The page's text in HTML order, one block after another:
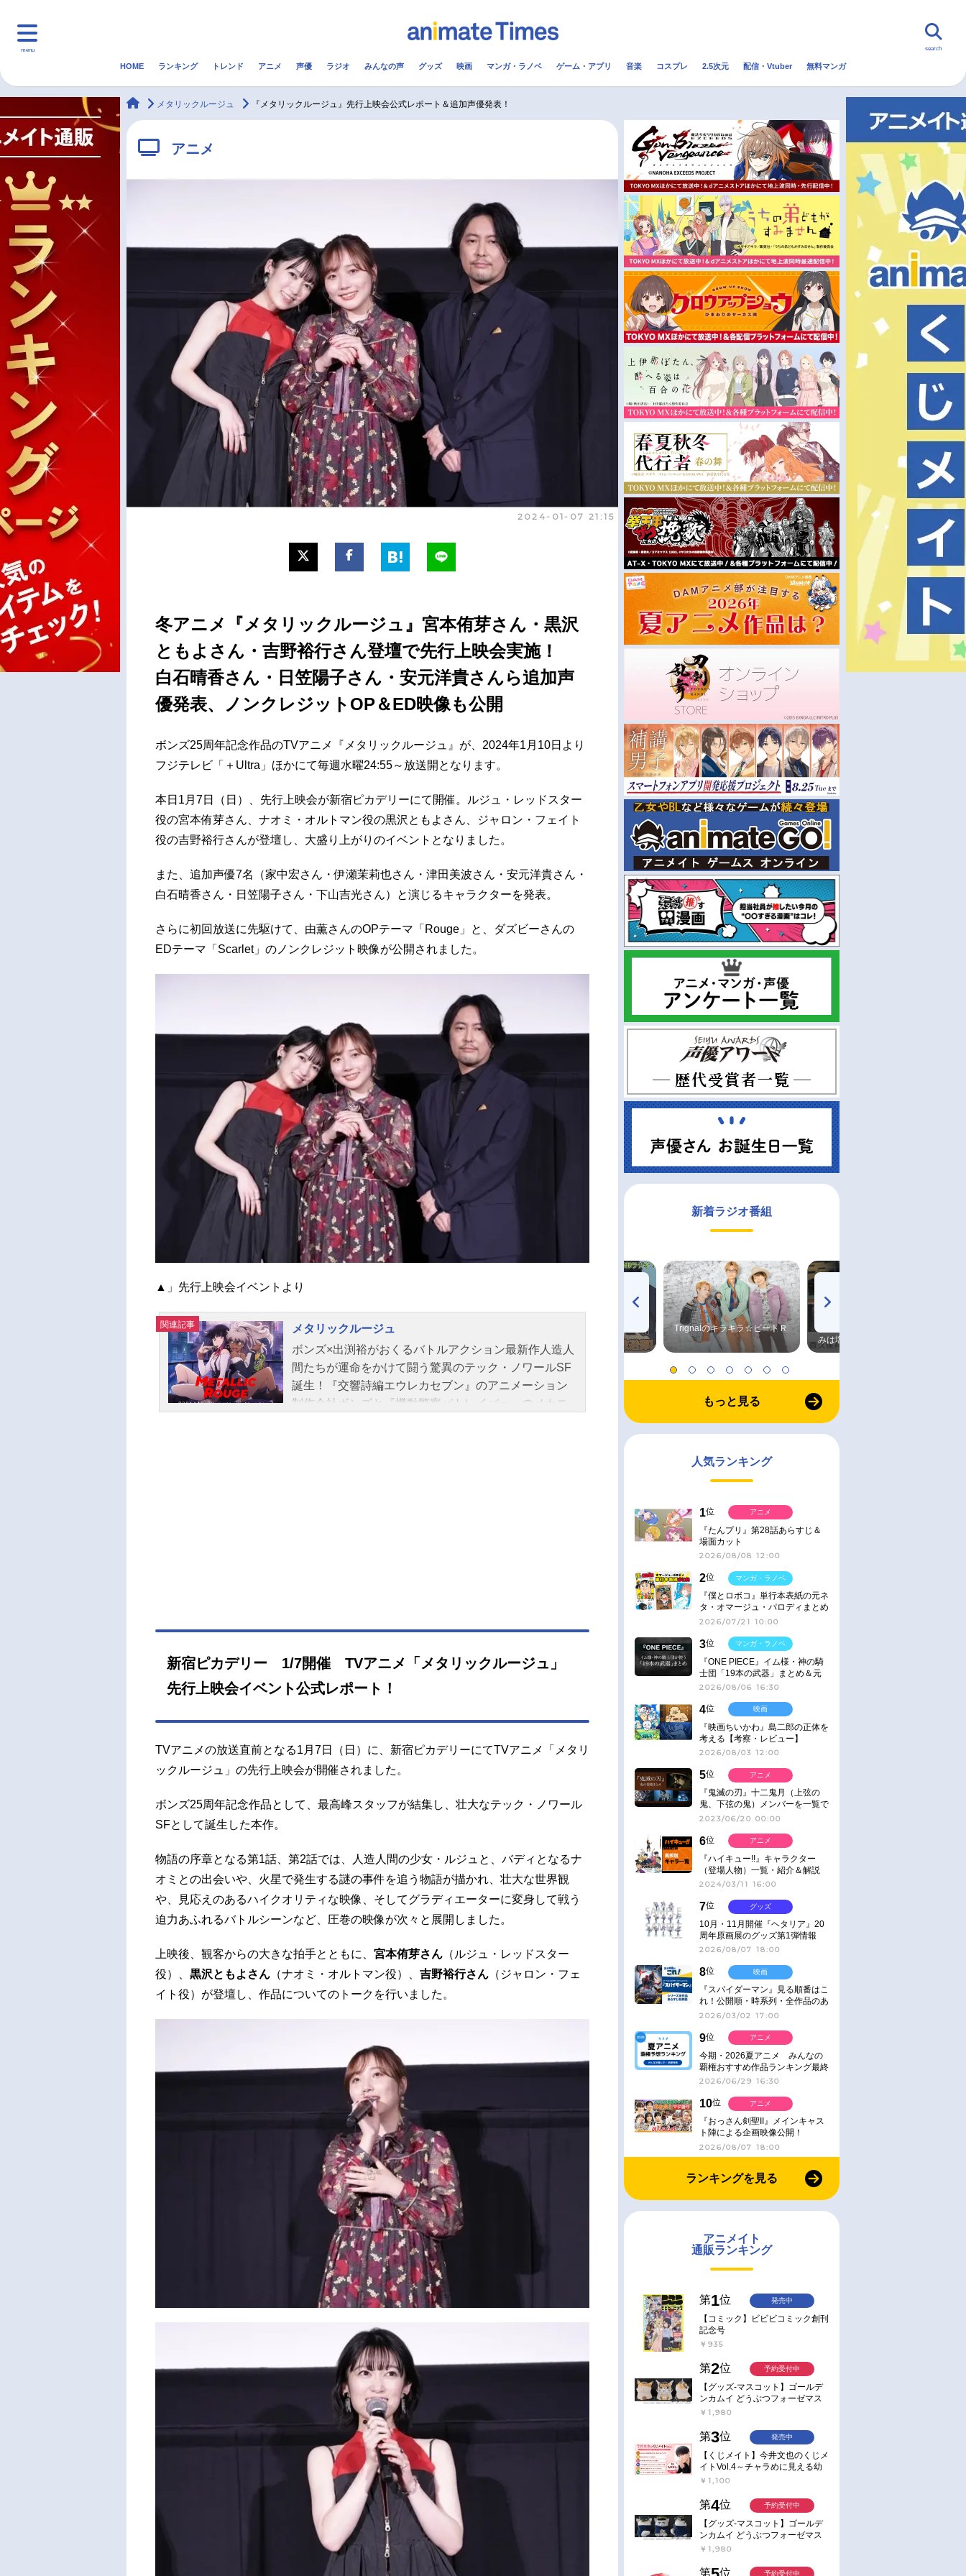
menu
マンガ・ラノベ ゲーム・アプリ 配信・Vtuber トレンド 無料マンガ
最新記事一覧
声優記事一覧
アニメ映画一覧
男性声優/女性声優一覧
今期アニメ曜日別一覧 秋アニメ
冬アニメ
FOLLOW US
search
HOME ランキング トレンド アニメ 声優 ラジオ みんなの声 グッズ 映画 マンガ・ラノベ ゲーム・アプリ 音楽 コスプレ 2.5次元 配信・Vtuber 無料マンガ
animateTimes
メタリックルージュ 『メタリックルージュ』先行上映会公式レポート＆追加声優発表！
アニメ
2024-01-07 21:15
冬アニメ『メタリックルージュ』宮本侑芽さん・黒沢
ともよさん・吉野裕行さん登壇で先行上映会実施！
白石晴香さん・日笠陽子さん・安元洋貴さんら追加声
優発表、ノンクレジットOP＆ED映像も公開
ボンズ25周年記念作品のTVアニメ『メタリックルージュ』が、2024年1月10日より
フジテレビ「＋Ultra」ほかにて毎週水曜24:55～放送開となります。
本日1月7日（日）、先行上映会が新宿ピカデリーにて開催。ルジュ・レッドスター
役の宮本侑芽さん、ナオミ・オルトマン役の黒沢ともよさん、ジャロン・フェイト
役の吉野裕行さんが登壇し、大盛り上がりのイベントとなりました。
また、追加声優7名（家中宏さん・伊瀬茉莉也さん・津田美波さん・安元洋貴さん・
白石晴香さん・日笠陽子さん・下山吉光さん）と演じるキャラクターを発表。
さらに初回放送に先駆けて、由薫さんのOPテーマ「Rouge」と、ダズビーさんの
EDテーマ「Scarlet」のノンクレジット映像が公開されました。
▲」先行上映会イベントより
関連記事
メタリックルージュ
ボンズ×出渕裕がおくるバトルアクション最新作人造人
間たちが運命をかけて闘う驚異のテック・ノワールSF
誕生！『交響詩編エウレカセブン』のアニメーション
制作会社ボンズと『機動警察パトレイバー』のメカニ
名メタリックルージュ放送形態TVアニメスケジュール
2024年1月10日（水）～2024年4月3日（水）フジテレ
ビ「＋Ultra」にて話数全13話キャストルジュ・レッド
ーン・ユングハルト...
新宿ピカデリー 1/7開催 TVアニメ「メタリックルージュ」
先行上映会イベント公式レポート！
TVアニメの放送直前となる1月7日（日）に、新宿ピカデリーにてTVアニメ「メタリ
ックルージュ」の先行上映会が開催されました。
ボンズ25周年記念作品として、最高峰スタッフが結集し、壮大なテック・ノワール
SFとして誕生した本作。
物語の序章となる第1話、第2話では、人造人間の少女・ルジュと、バディとなるナ
オミとの出会いや、火星で発生する謎の事件を追う物語が描かれ、壮大な世界観
や、見応えのあるハイクオリティな映像、そしてグラディエーターに変身して戦う
迫力あふれるバトルシーンなど、圧巻の映像が次々と展開しました。
上映後、観客からの大きな拍手とともに、 宮本侑芽さん （ルジュ・レッドスター
役）、 黒沢ともよさん （ナオミ・オルトマン役）、 吉野裕行さん （ジャロン・フェ
イト役）が登壇し、作品についてのトークを行いました。
新着ラジオ番組
TVアニメ『戦隊大失格』
Trignalのキラキラ☆ビートＲ
みは塩だけ
もっと見る
人気ランキング
1位
『たんプリ』第28話あらすじ＆
場面カット
2026/08/08 12:00
アニメ
2位
『僕とロボコ』単行本表紙の元ネ
タ・オマージュ・パロディまとめ
2026/07/21 10:00
マンガ・ラノベ
3位
『ONE PIECE』イム様・神の騎
士団「19本の武器」まとめ＆元
ネタ
2026/08/06 16:30
マンガ・ラノベ
4位
『映画ちいかわ』島二郎の正体を
考える【考察・レビュー】
2026/08/03 12:00
映画
5位
『鬼滅の刃』十二鬼月（上弦の
鬼、下弦の鬼）メンバーを一覧で
紹介＆解説（登場鬼の情報まと
2023/06/20 00:00
アニメ
6位
『ハイキュー!!』キャラクター
（登場人物）一覧・紹介＆解説
2024/03/11 16:00
アニメ
7位
10月・11月開催『ヘタリア』20
周年原画展のグッズ第1弾情報
2026/08/07 18:00
グッズ
8位
『スパイダーマン』見る順番はこ
れ！公開順・時系列・全作品のあ
らすじをまとめました
2026/03/02 17:00
映画
9位
今期・2026夏アニメ みんなの
覇権おすすめ作品ランキング最終
結果発表！
2026/06/29 16:30
アニメ
10位
『おっさん剣聖II』メインキャス
ト陣による企画映像公開！
2026/08/07 18:00
アニメ
ランキングを見る
アニメイト
通販ランキング
第1位
【コミック】ビビビコミック創刊
記念号
￥935
発売中
第2位
【グッズ-マスコット】ゴールデ
ンカムイ どうぶつフォーゼマス
コット 4.尾形百之助【再販】
￥1,980
予約受付中
第3位
【くじメイト】今井文也のくじメ
イトVol.4～チャラめに見える幼
馴染、実は一途で独占欲が強いん
￥1,100
発売中
第4位
【グッズ-マスコット】ゴールデ
ンカムイ どうぶつフォーゼマス
コット 5.月島軍曹【再販】
￥1,980
予約受付中
第 位 予約受付中